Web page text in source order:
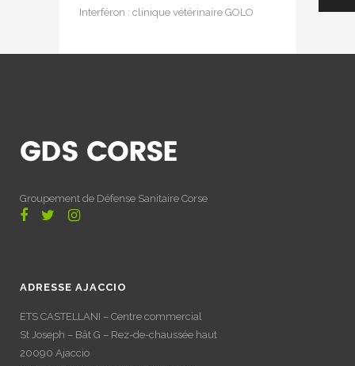
Interféron : clinique vétérinaire GOLO
Groupement de Défense Sanitaire Corse
ADRESSE AJACCIO
ETS CASTELLANI – Centre commercial
St Joseph – Bât G – Rez-de-chaussée haut
20090 Ajaccio